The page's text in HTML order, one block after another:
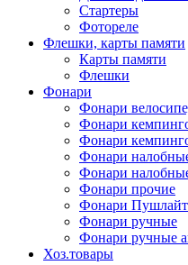
Стартеры
Фотореле
Флешки, карты памяти
Карты памяти
Флешки
Фонари
Фонари
Фонари
Фонари
Фонари
Фонари
Фонари прочие
Фонари Пушлайт
Фонари ручные
Фонари ручные
Хоз.товары